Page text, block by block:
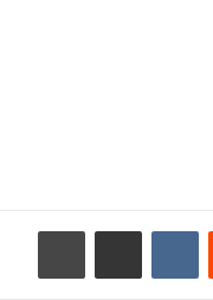
‫رددیت اشتراک گذاری از طریق ایمیل